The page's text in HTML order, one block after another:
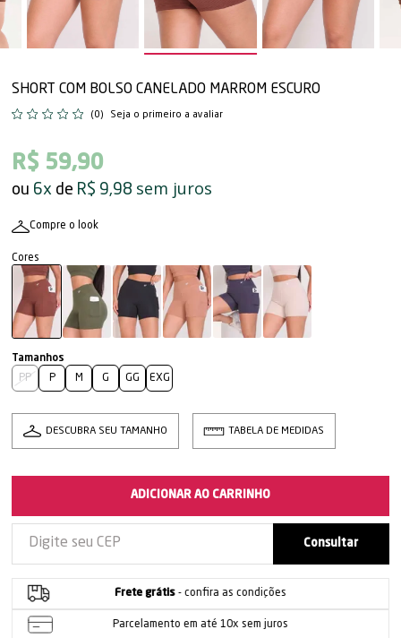
SHORT COM BOLSO CANELADO MARROM ESCURO
(0) Seja o primeiro a avaliar
R$ 59,90
6x R$ 9,98 sem juros
Compre o look
PP P M G GG EXG
DESCUBRA SEU TAMANHO TABELA DE MEDIDAS
ADICIONAR AO CARRINHO
Frete grátis- confira as condições
Parcelamento em até 10x sem juros